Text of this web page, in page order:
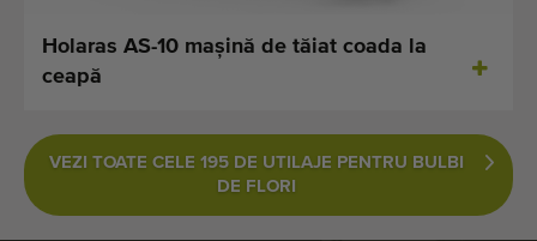
Holaras AS-10 maşină de tăiat coada la
ceapă
VEZI TOATE CELE 195 DE UTILAJE PENTRU BULBI
DE FLORI